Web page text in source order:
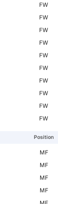
FW
FW
FW
FW
FW
FW
FW
FW
FW
FW
Position
MF
MF
MF
MF